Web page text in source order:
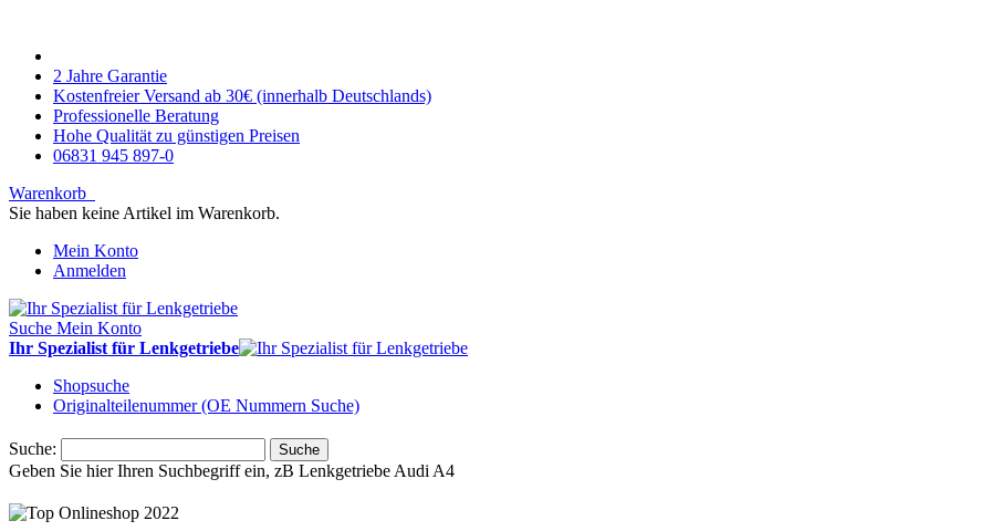
2 Jahre Garantie
Kostenfreier Versand ab 30€ (innerhalb Deutschlands)
Professionelle Beratung
Hohe Qualität zu günstigen Preisen
06831 945 897-0
Warenkorb
Sie haben keine Artikel im Warenkorb.
Mein Konto
Anmelden
Suche Mein Konto
Ihr Spezialist für Lenkgetriebe
Shopsuche
Originalteilenummer (OE Nummern Suche)
Suche: Suche
Geben Sie hier Ihren Suchbegriff ein, zB Lenkgetriebe Audi A4